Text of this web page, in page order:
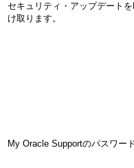
セキュリティ・アップデート
け取ります。
My Oracle Supportのパスワー